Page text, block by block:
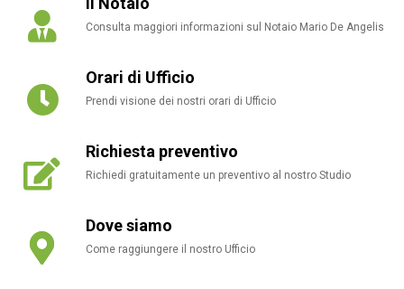
Consulta maggiori informazioni sul Notaio Mario De Angelis
Orari di Ufficio
Prendi visione dei nostri orari di Ufficio
Richiesta preventivo
Richiedi gratuitamente un preventivo al nostro Studio
Dove siamo
Come raggiungere il nostro Ufficio
Email
Twitter